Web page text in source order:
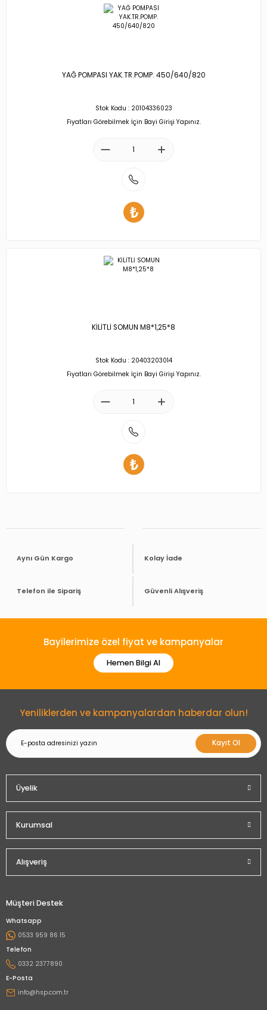
YAĞ POMPASI YAK.TR.POMP. 450/640/820
Stok Kodu : 20104336023
Fiyatları Görebilmek İçin Bayi Girişi Yapınız.
KİLİTLİ SOMUN M8*1,25*8
Stok Kodu : 20403203014
Fiyatları Görebilmek İçin Bayi Girişi Yapınız.
Aynı Gün Kargo Kolay İade
Telefon ile Sipariş Güvenli Alışveriş
Bayilerimize özel fiyat ve kampanyalar
Hemen Bilgi Al
Yeniliklerden ve kampanyalardan haberdar olun!
Kayıt Ol
Üyelik
Kurumsal
Alışveriş
Müşteri Destek
Whatsapp
0533 959 86 15
Telefon
0332 2377890
E-Posta
info@hsp.com.tr